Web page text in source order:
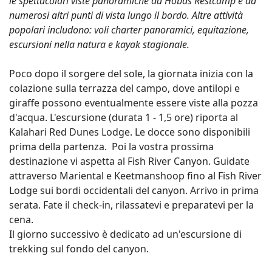
numerosi altri punti di vista lungo il bordo. Altre attività
popolari includono: voli charter panoramici, equitazione,
escursioni nella natura e kayak stagionale.
Poco dopo il sorgere del sole, la giornata inizia con la
colazione sulla terrazza del campo, dove antilopi e
giraffe possono eventualmente essere viste alla pozza
d'acqua. L'escursione (durata 1 - 1,5 ore) riporta al
Kalahari Red Dunes Lodge. Le docce sono disponibili
prima della partenza. Poi la vostra prossima
destinazione vi aspetta al Fish River Canyon. Guidate
attraverso Mariental e Keetmanshoop fino al Fish River
Lodge sui bordi occidentali del canyon. Arrivo in prima
serata. Fate il check-in, rilassatevi e preparatevi per la
cena.
Il giorno successivo è dedicato ad un'escursione di
trekking sul fondo del canyon.